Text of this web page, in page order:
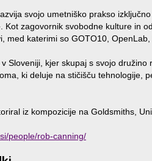
svojo umetniško prakso
Kot zagovornik svobodne kulture in
med katerimi so GOTO10,
Sloveniji, kjer skupaj s svojo
ki deluje na stičišču tehnologije,
iz kompozicije na Goldsmiths,
people/rob-canning/